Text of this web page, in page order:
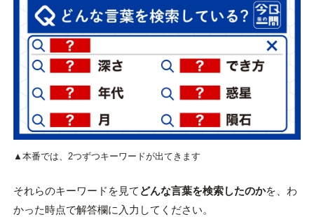
▲本番では、2つずつキーワードが出てきます
それらのキーワードを見て どんな言葉を検索したのかを、わ
かった時点で解答欄に入力してください。